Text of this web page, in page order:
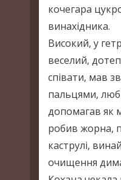
кочегара
винахідника.
Високий, у
веселий,
співати, мав
пальцями,
допомагав як
робив жорна,
каструлі,
очищення